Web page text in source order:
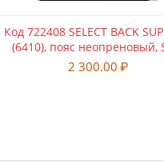
Код 722408 SELECT BACK
(6410), пояс неопреновый,
2 300.00 ₽